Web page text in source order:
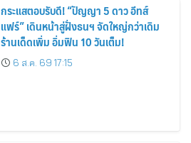
กระแสตอบรับดี! “ปัญญา 5 ดาว อีทส์
แฟร์” เดินหน้าสู่ฝั่งธนฯ จัดใหญ่กว่าเดิม
ร้านเด็ดเพิ่ม อิ่มฟิน 10 วันเต็ม!
6 ส.ค. 69 17:15